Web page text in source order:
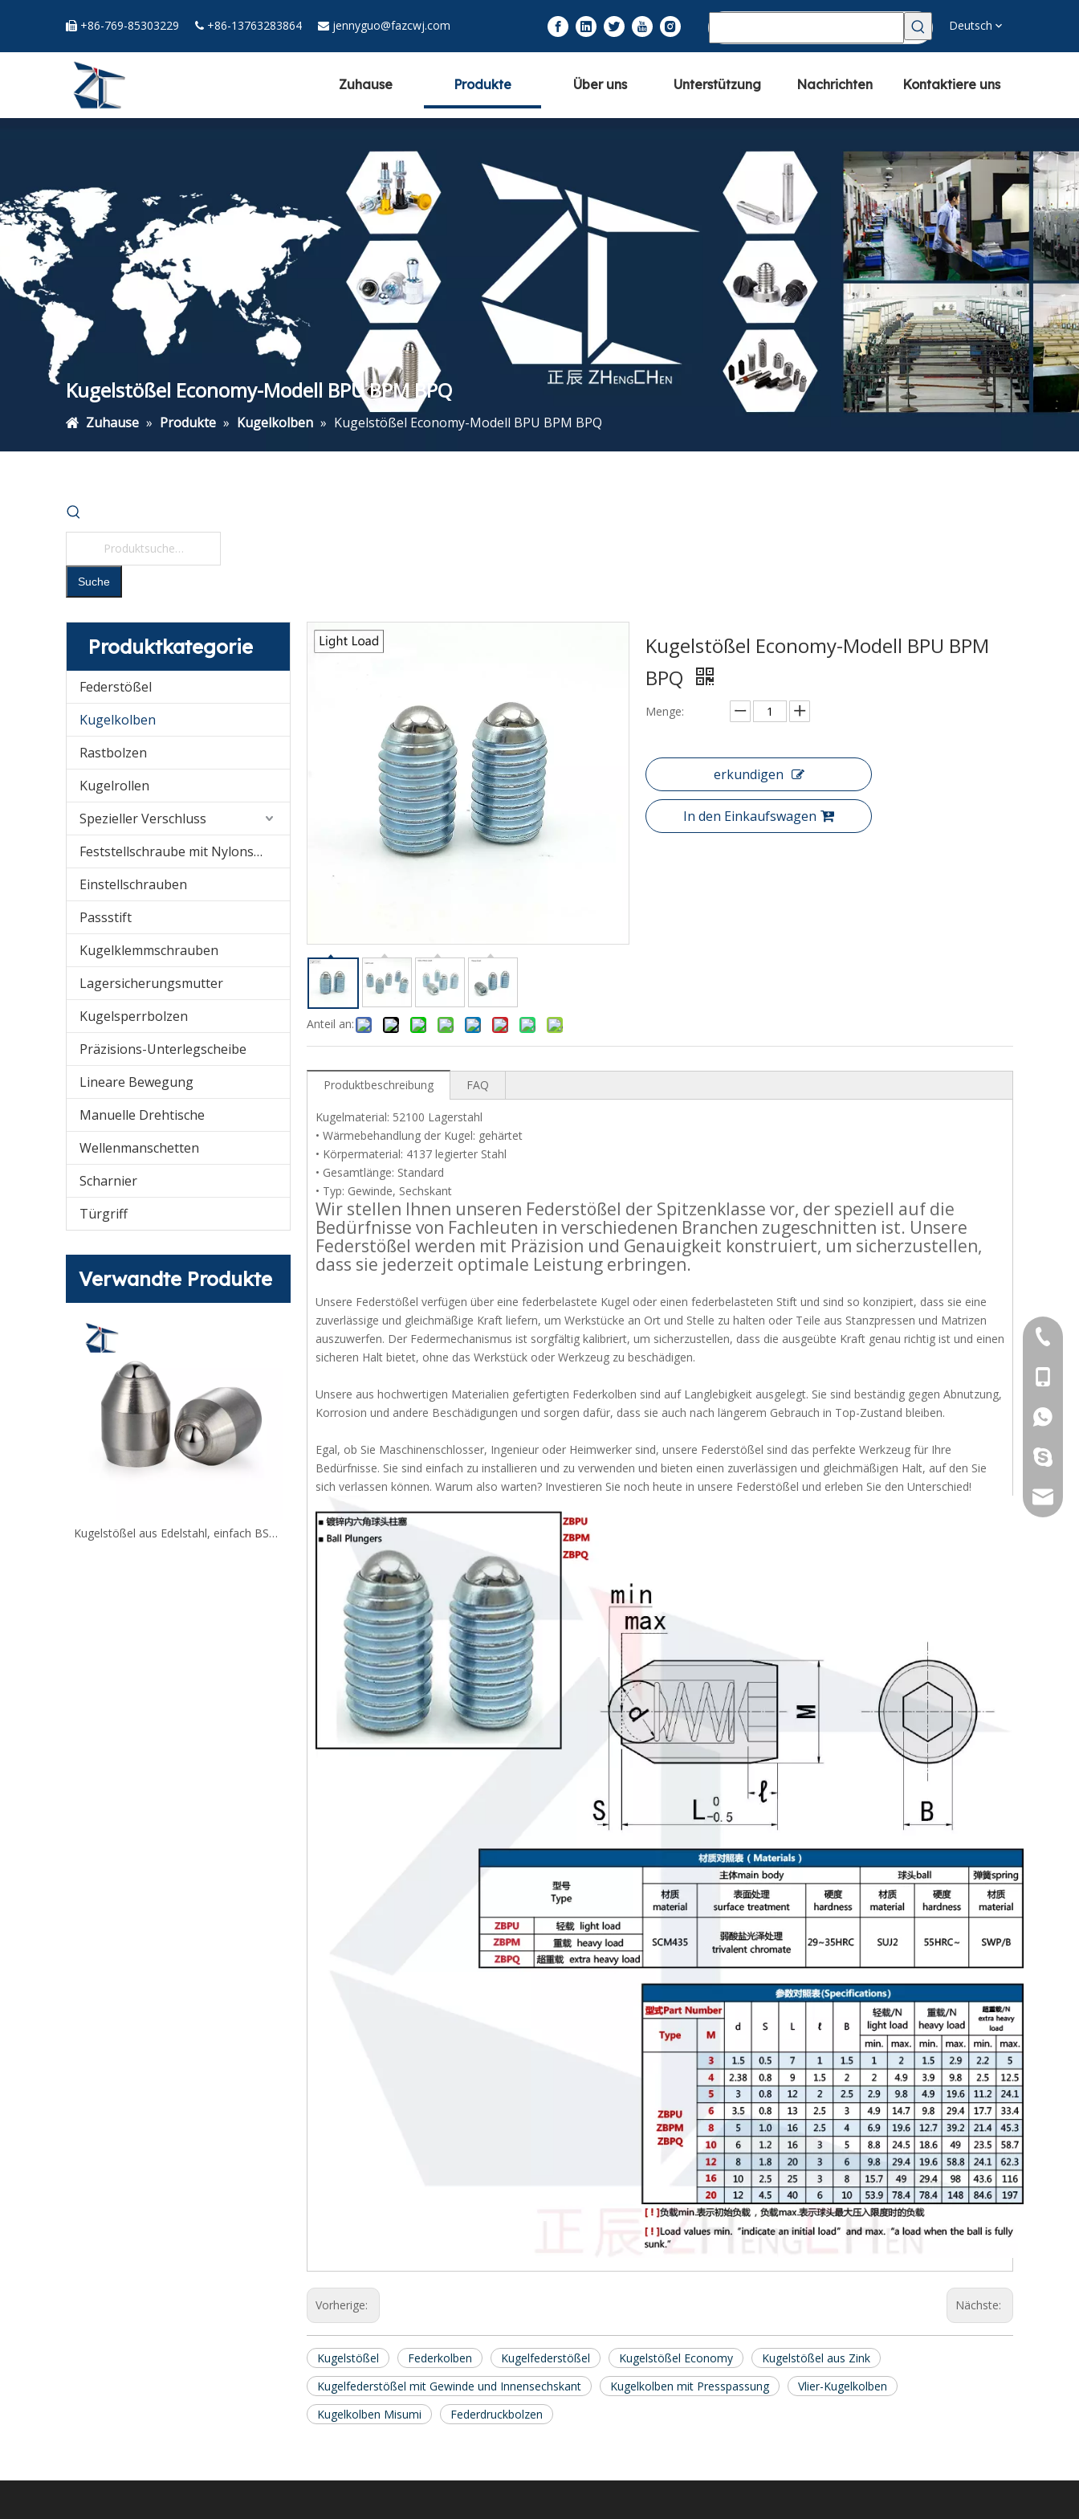
 +86-769-85303229  +86-13763283864  jennyguo@fazcwj.com Deutsch
Zuhause Produkte Über uns Unterstützung Nachrichten Kontaktiere uns
Kugelstößel Economy-Modell BPU BPM BPQ
Zuhause » Produkte » Kugelkolben » Kugelstößel Economy-Modell BPU BPM BPQ
Suche
Produktkategorie
Federstößel
Kugelkolben
Rastbolzen
Kugelrollen
Spezieller Verschluss
Feststellschraube mit Nylonspitze
Einstellschrauben
Passstift
Kugelklemmschrauben
Lagersicherungsmutter
Kugelsperrbolzen
Präzisions-Unterlegscheibe
Lineare Bewegung
Manuelle Drehtische
Wellenmanschetten
Scharnier
Türgriff
Verwandte Produkte
Kugelstößel aus Edelstahl, einfach BSZP
Anteil an:
Kugelstößel Economy-Modell BPU BPM
BPQ
Menge:
erkundigen
In den Einkaufswagen
Produktbeschreibung FAQ
Kugelmaterial: 52100 Lagerstahl
• Wärmebehandlung der Kugel: gehärtet
• Körpermaterial: 4137 legierter Stahl
• Gesamtlänge: Standard
• Typ: Gewinde, Sechskant
Wir stellen Ihnen unseren Federstößel der Spitzenklasse vor, der speziell auf die
Bedürfnisse von Fachleuten in verschiedenen Branchen zugeschnitten ist. Unsere
Federstößel werden mit Präzision und Genauigkeit konstruiert, um sicherzustellen,
dass sie jederzeit optimale Leistung erbringen.
Unsere Federstößel verfügen über eine federbelastete Kugel oder einen federbelasteten Stift und sind so konzipiert, dass sie eine
zuverlässige und gleichmäßige Kraft liefern, um Werkstücke an Ort und Stelle zu halten oder Teile aus Stanzpressen und Matrizen
auszuwerfen. Der Federmechanismus ist sorgfältig kalibriert, um sicherzustellen, dass die ausgeübte Kraft genau richtig ist und einen
sicheren Halt bietet, ohne das Werkstück oder Werkzeug zu beschädigen.
Unsere aus hochwertigen Materialien gefertigten Federkolben sind auf Langlebigkeit ausgelegt. Sie sind beständig gegen Abnutzung,
Korrosion und andere Beschädigungen und sorgen dafür, dass sie auch nach längerem Gebrauch in Top-Zustand bleiben.
Egal, ob Sie Maschinenschlosser, Ingenieur oder Heimwerker sind, unsere Federstößel sind das perfekte Werkzeug für Ihre
Bedürfnisse. Sie sind einfach zu installieren und zu verwenden und bieten einen zuverlässigen und gleichmäßigen Halt, auf den Sie
sich verlassen können. Warum also warten? Investieren Sie noch heute in unsere Federstößel und erleben Sie den Unterschied!
Vorherige: Nächste:
Kugelstößel Federkolben Kugelfederstößel Kugelstößel Economy
Kugelstößel aus Zink
Kugelfederstößel mit Gewinde und Innensechskant
Kugelkolben mit Presspassung
Vlier-Kugelkolben
Kugelkolben Misumi
Federdruckbolzen
+86-
+86-